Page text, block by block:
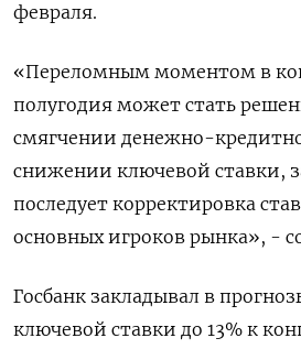
февраля.
«Переломным моментом в
полугодия может стать
смягчении денежно-
снижении ключевой ставки,
последует корректировка
основных игроков рынка», -
Госбанк закладывал в
ключевой ставки до 13% к